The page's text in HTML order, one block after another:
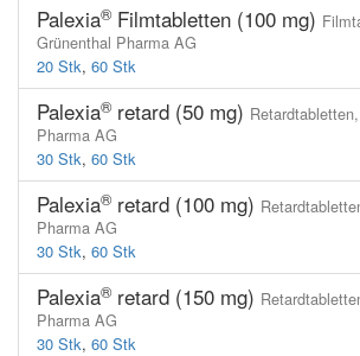
Palexia® Filmtabletten (100 mg)
Grünenthal Pharma AG
20 Stk, 60 Stk
Palexia® retard (50 mg) Retardtabletten,
Pharma AG
30 Stk, 60 Stk
Palexia® retard (100 mg)
Pharma AG
30 Stk, 60 Stk
Palexia® retard (150 mg)
Pharma AG
30 Stk, 60 Stk